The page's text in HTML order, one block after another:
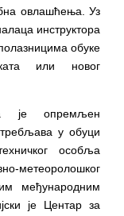
овлашћења. Уз
инструктора
обуке
или новог
је опремљен
у обуци
особља
метеоролошког
међународним
је Центар за